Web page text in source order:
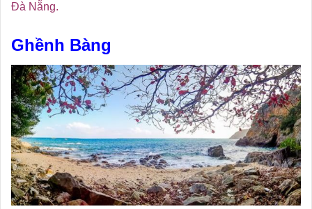
Đà Nẵng.
Ghềnh Bàng